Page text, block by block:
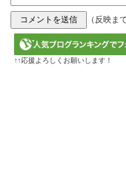
（反映ま
↑↑応援よろしくお願いします！